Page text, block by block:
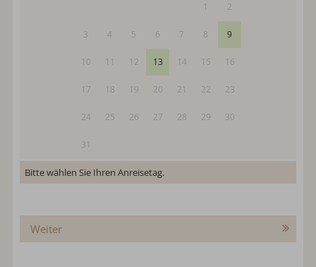
1
2
3 4 5 6 7 8 9
10 11 12 13 14 15 16
17 18 19 20 21 22 23
24 25 26 27 28 29 30
31
Bitte wählen Sie Ihren Anreisetag.
Weiter